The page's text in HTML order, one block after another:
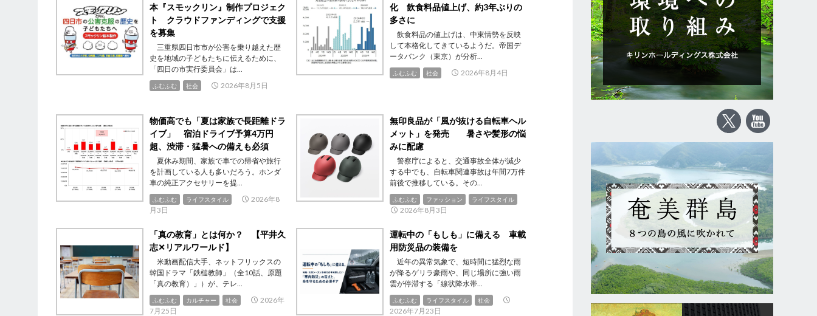
本『スモックリン』制作プロジェク
ト クラウドファンディングで支援
を募集
三重県四日市市が公害を乗り越えた歴
史を地域の子どもたちに伝えるために、
「四日の市実行委員会」は...
ふむふむ 社会 2026年8月5日
化 飲食料品値上げ、約3年ぶりの
多さに
飲食料品の値上げは、中東情勢を反映
して本格化してきているようだ。帝国デ
ータバンク（東京）が分析...
ふむふむ 社会 2026年8月4日
物価高でも「夏は家族で長距離ドラ
イブ」 宿泊ドライブ予算4万円
超、渋滞・猛暑への備えも必須
夏休み期間、家族で車での帰省や旅行
を計画している人も多いだろう。ホンダ
車の純正アクセサリーを提...
ふむふむ ライフスタイル
2026年8
月3日
無印良品が「風が抜ける自転車ヘル
メット」を発売 暑さや髪形の悩
みに配慮
警察庁によると、交通事故全体が減少
する中でも、自転車関連事故は年間7万件
前後で推移している。その...
ふむふむ ファッション ライフスタイル
2026年8月3日
「真の教育」とは何か？ 【平井久
志✕リアルワールド】
米動画配信大手、ネットフリックスの
韓国ドラマ「鉄槌教師」（全10話、原題
「真の教育）」）が、テレ...
ふむふむ カルチャー 社会
2026年
7月25日
運転中の「もしも」に備える 車載
用防災品の装備を
近年の異常気象で、短時間に猛烈な雨
が降るゲリラ豪雨や、同じ場所に強い雨
雲が停滞する「線状降水帯...
ふむふむ ライフスタイル 社会
2026年7月23日